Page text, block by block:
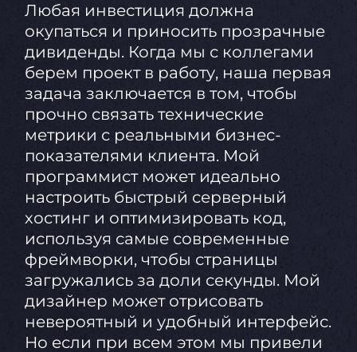
Любая инвестиция должна
окупаться и приносить прозрачные
дивиденды. Когда мы с коллегами
берем проект в работу, наша первая
задача заключается в том, чтобы
прочно связать технические
метрики с реальными бизнес-
показателями клиента. Мой
программист может идеально
настроить быстрый серверный
хостинг и оптимизировать код,
используя самые современные
фреймворки, чтобы страницы
загружались за доли секунды. Мой
дизайнер может отрисовать
невероятный и удобный интерфейс.
Но если при всем этом мы привели